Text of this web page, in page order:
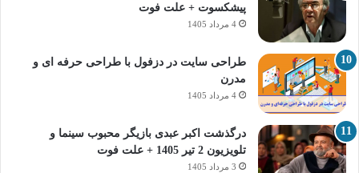
پیشکسوت + علت فوت
4 مرداد 1405
طراحی سایت در دزفول با طراحی حرفه‌ ای و
مدرن
4 مرداد 1405
درگذشت اکبر عبدی بازیگر محبوب سینما و
تلویزیون 2 تیر 1405 + علت فوت
3 مرداد 1405